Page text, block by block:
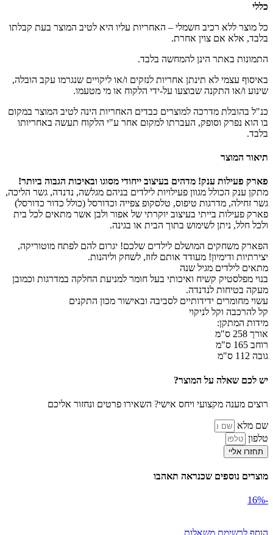
כללי
כל מוצר ללא רכיב חשמלי – האחריות עליו היא לטיב המוצר בעת קבלתו
בלבד, אלא אם צוין אחרת.
התמונות באתר הינן להמחשה בלבד.
באיסוף עצמי לא תינתן אחריות לנזקים ו/או ליקויים שנגרמו עקב הובלה,
שינוע ו/או התקנה שבוצעו על-ידי הלקוח או מי מטעמו.
כנ"ל בהובלת מדרכה למוצרים כבדים האחריות הינה לטיב המוצר במקום
בו הוא נפרק וסופק, העברתו למקום אחר ע"י הלקוח תעשה באחריותו
בלבד.
תיאור המוצר
פארק פעילות ענק! מדהים בעיצוב ייחודי מסוגו ובאיכות הגבוה ביותר!
מתקן ענק הכולל מגוון פעילויות לילדים בניהם מגלשה, נדנדה, גשר הליכה,
גשר זחילה, מדרגות טיפוס, טלסקופ צפייה וכדורסל (כולל כדור כדורסל)
פארק פעילות בייתי בעיצוב יוקרתי של אפור ולבן אשר מתאים לכל בית
ולכל חלל, ניתן לשימוש בתוך הבית או בגינה.
הפארק משחקים המושלם לילדים שלכם! יגרום להם לפתח מוטוריקה,
יצירתיות ודימיון! מעודד אותם לזוז, לשחק וליהנות.
מתאים לילדים מגיל שנה
בנוי מפלסטיק קשיח ואיכותי בעל חומר למניעת החלקה במדרגות וכמובן
מעקה בטיחות לנדנדה.
עשוי מחומרים ידידותיים לסביבה ובאישור מכון התקנים
קל להרכבה וקל לניקוי
מידות המתקן:
אורך 258 ס"מ
רוחב 165 ס"מ
גובה 112 ס"מ
יש לכם שאלה על המוצר?
רוצים מענה מקצועי ויחס אישי? השאירו פרטים ונחזור אליכם
שם מלא
טלפון
תחזרו אליי
מוצרים נוספים שכנראה תאהבו
-16%